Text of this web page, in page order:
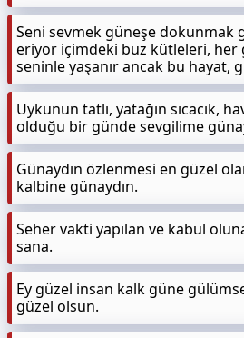
Seni sevmek güneşe dokunmak
eriyor içimdeki buz kütleleri, her
seninle yaşanır ancak bu hayat,
Uykunun tatlı, yatağın sıcacık,
olduğu bir günde sevgilime
Günaydın özlenmesi en güzel
kalbine günaydın.
Seher vakti yapılan ve kabul
sana.
Ey güzel insan kalk güne
güzel olsun.